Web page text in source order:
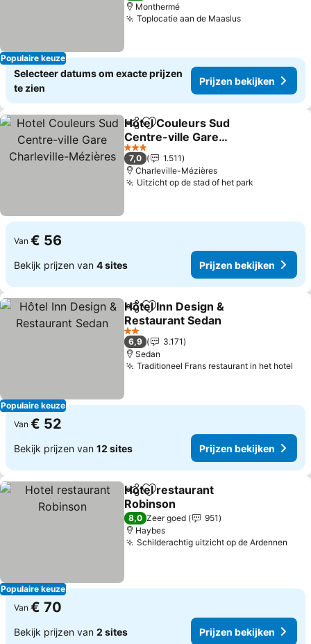
Populaire keuze
Monthermé
Toplocatie aan de Maaslus
Selecteer datums om exacte prijzen
te zien
Prijzen bekijken
DelenToevoegen aan favorieten
Hotel Couleurs Sud
Centre-ville Gare
Charleville-Mézières
3 Sterren
7,0
1.511
Charleville-Mézières
Uitzicht op de stad of het park
Van € 56
Bekijk prijzen van 4 sites Prijzen bekijken
Populaire keuze
DelenToevoegen aan favorieten
Hôtel Inn Design &
Restaurant Sedan
2 Sterren
6,9
3.171
Sedan
Traditioneel Frans restaurant in het hotel
Van € 52
Bekijk prijzen van 12 sites Prijzen bekijken
Populaire keuze
DelenToevoegen aan favorieten
Hotel restaurant
Robinson
8,0 Zeer goed
951
Haybes
Schilderachtig uitzicht op de Ardennen
Van € 70
Bekijk prijzen van 2 sites Prijzen bekijken